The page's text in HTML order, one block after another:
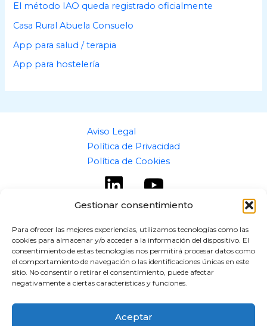
Gestionar consentimiento
Para ofrecer las mejores experiencias, utilizamos tecnologías como las
cookies para almacenar y/o acceder a la información del dispositivo. El
consentimiento de estas tecnologías nos permitirá procesar datos como
el comportamiento de navegación o las identificaciones únicas en este
sitio. No consentir o retirar el consentimiento, puede afectar
negativamente a ciertas características y funciones.
Aceptar
El método IAO queda registrado oficialmente
Casa Rural Abuela Consuelo
App para salud / terapia
App para hostelería
Aviso Legal
Política de Privacidad
Política de Cookies
Copyright © 2026 flipaz.es
Powered by flipaz.es